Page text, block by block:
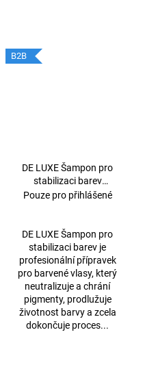
B2B
DE LUXE Šampon pro
stabilizaci barev
1000ml
Pouze pro přihlášené
DE LUXE Šampon pro
stabilizaci barev je
profesionální přípravek
pro barvené vlasy, který
neutralizuje a chrání
pigmenty, prodlužuje
životnost barvy a zcela
dokončuje proces...